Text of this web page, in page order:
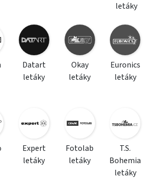
letáky
Datart
letáky
Okay
letáky
Euronics
letáky
Expert
letáky
Fotolab
letáky
T.S.
Bohemia
letáky